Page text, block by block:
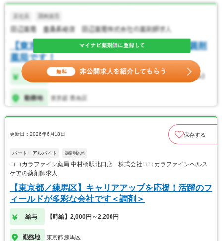
更新日：2026年6月18日 保存する
パート・アルバイト 調剤薬局
ココカラファイン薬局 中村橋駅北口店 株式会社ココカラファインヘルス
ケアの薬剤師求人
【東京都／練馬区】キャリアアップを応援！活躍のフ
ィールドが多彩な会社です＜調剤＞
給与 【時給】2,000円～2,200円
勤務地 東京都 練馬区